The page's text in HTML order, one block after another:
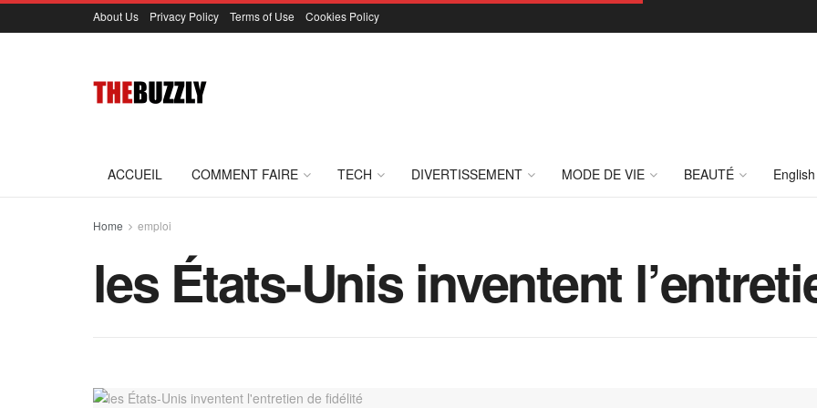
About Us Privacy Policy Terms of Use Cookies Policy
ACCUEIL COMMENT FAIRE TECH DIVERTISSEMENT MODE DE VIE BEAUTÉ
Home emploi
les États-Unis inventent